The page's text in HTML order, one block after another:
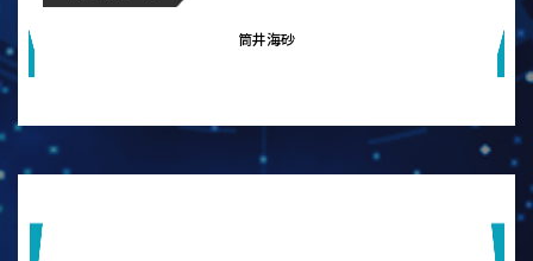
筒井海砂